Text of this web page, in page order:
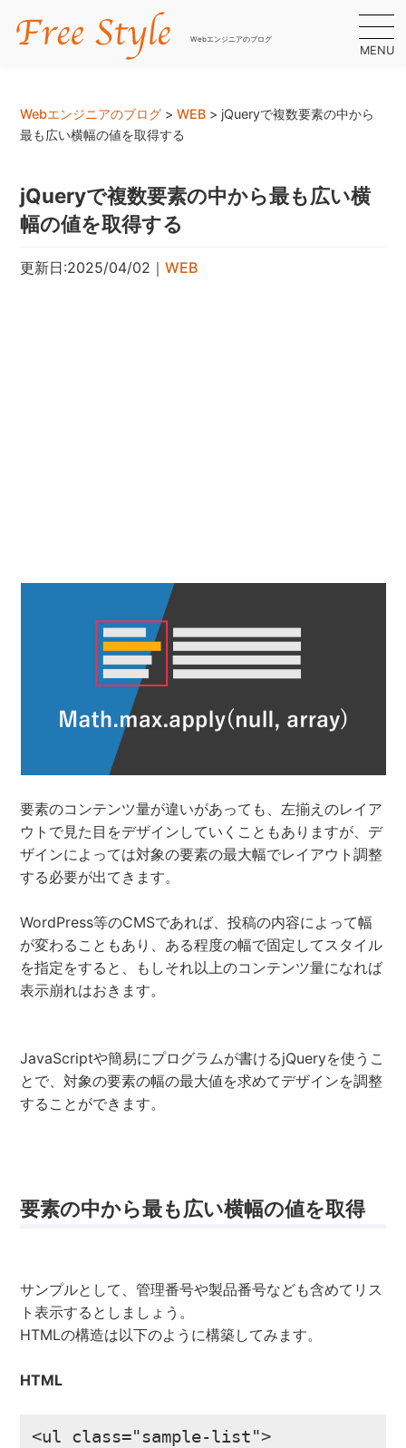
Webエンジニアのブログ
MENU
Webエンジニアのブログ >WEB > jQueryで複数要素の中から
最も広い横幅の値を取得する
jQueryで複数要素の中から最も広い横
幅の値を取得する
更新日:2025/04/02 ｜WEB
要素のコンテンツ量が違いがあっても、左揃えのレイア
ウトで見た目をデザインしていくこともありますが、デ
ザインによっては対象の要素の最大幅でレイアウト調整
する必要が出てきます。
WordPress等のCMSであれば、投稿の内容によって幅
が変わることもあり、ある程度の幅で固定してスタイル
を指定をすると、もしそれ以上のコンテンツ量になれば
表示崩れはおきます。
JavaScriptや簡易にプログラムが書けるjQueryを使うこ
とで、対象の要素の幅の最大値を求めてデザインを調整
することができます。
要素の中から最も広い横幅の値を取得
サンプルとして、管理番号や製品番号なども含めてリス
ト表示するとしましょう。
HTMLの構造は以下のように構築してみます。
HTML
<ul class="sample-list">